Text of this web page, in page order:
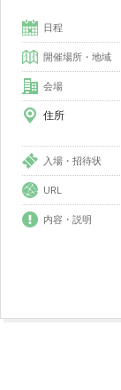
日程
開催場所・地域
会場
住所
入場・招待状
URL
内容・説明